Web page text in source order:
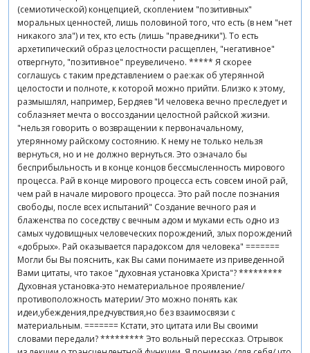
(семиотической) концепцией, скоплением "позитивных"
моральных ценностей, лишь половиной того, что есть (в нем "нет
никакого зла") и тех, кто есть (лишь "праведники"). То есть
архетипический образ целостности расщеплен, "негативное"
отвергнуто, "позитивное" преувеличено. ***** Я скорее
соглашусь с таким представлением о рае:как об утерянной
целостости и полноте, к которой можно прийти. Близко к этому,
размышлял, например, Бердяев "И человека вечно преследует и
соблазняет мечта о воссоздании целостной райской жизни.
"нельзя говорить о возвращении к первоначальному,
утерянному райскому состоянию. К нему не только нельзя
вернуться, но и не должно вернуться. Это означало бы
бесприбыльность и в конце концов бессмысленность мирового
процесса. Рай в конце мирового процесса есть совсем иной рай,
чем рай в начале мирового процесса. Это рай после познания
свободы, после всех испытаний" Создание вечного рая и
блаженства по соседству с вечным адом и муками есть одно из
самых чудовищных человеческих порождений, злых порождений
«добрых». Рай оказывается парадоксом для человека" =======
Могли бы Вы пояснить, как Вы сами понимаете из приведенной
Вами цитаты, что такое "духовная установка Христа"? *********
Духовная установка-это нематериальное проявление/
противоположность материи/ Это можно понять как
идеи,убеждения,предчувствия,но без взаимосвязи с
материальным. ======= Кстати, это цитата или Вы своими
словами передали? ********* Это вольный перессказ. Отрывок